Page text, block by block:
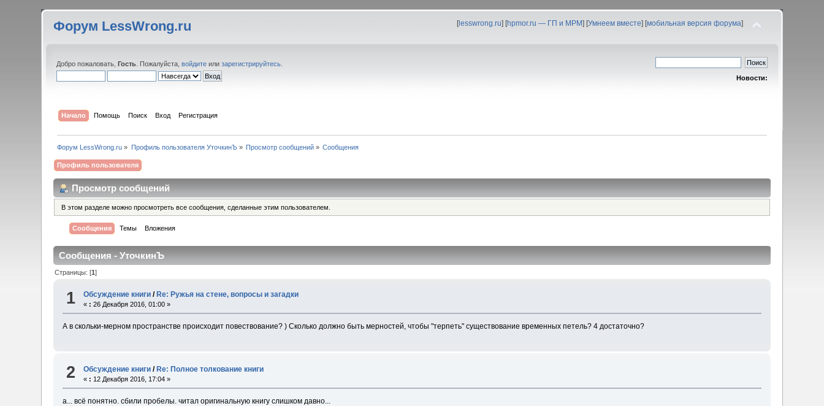
Форум LessWrong.ru [lesswrong.ru] [hpmor.ru — ГП и МРМ] [Умнеем вместе] [мобильная версия форума]
Добро пожаловать,Гость . Пожалуйста,войдите илизарегистрируйтесь
Новости:
Начало Помощь Поиск Вход Регистрация
Форум LessWrong.ru » Профиль пользователя УточкинЪ » Просмотр сообщений » Сообщения
Профиль пользователя
Просмотр сообщений
В этом разделе можно просмотреть все сообщения, сделанные этим пользователем.
Сообщения Темы Вложения
Сообщения - УточкинЪ
Страницы: [1]
1 Обсуждение книги / Re: Ружья на стене, вопросы и загадки
« : 26 Декабря 2016, 01:00 »
А в скольки-мерном пространстве происходит повествование? ) Сколько должно быть мерностей, чтобы "терпеть" существование временных петель? 4 достаточно?
2 Обсуждение книги /Re: Полное толкование книги
« : 12 Декабря 2016, 17:04 »
а... всё понятно. сбили пробелы. читал оригинальную книгу слишком давно...